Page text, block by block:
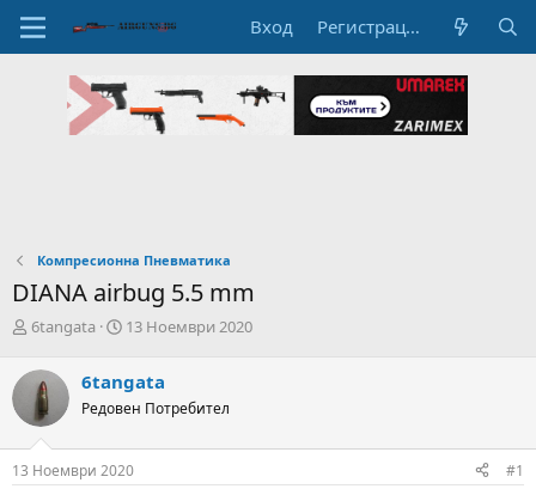
Вход Регистрация
Компресионна Пневматика
DIANA airbug 5.5 mm
А
т
о
р
н
а
т
6tangata
Н
а
л
а
Д
13 Ноември 2020
6tangata
Редовен Потребител
13 Ноември 2020 #1